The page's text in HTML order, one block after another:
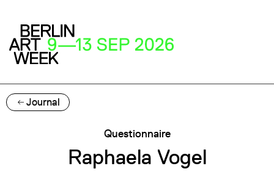
Journal
Questionnaire
Raphaela Vogel